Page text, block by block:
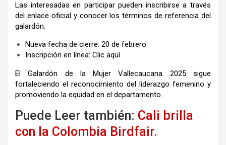
Las interesadas en participar pueden inscribirse a través
del enlace oficial y conocer los términos de referencia del
galardón.
Nueva fecha de cierre: 20 de febrero
Inscripción en línea: Clic aquí
El Galardón de la Mujer Vallecaucana 2025 sigue
fortaleciendo el reconocimiento del liderazgo femenino y
promoviendo la equidad en el departamento.
Puede Leer también: Cali brilla
con la Colombia Birdfair.